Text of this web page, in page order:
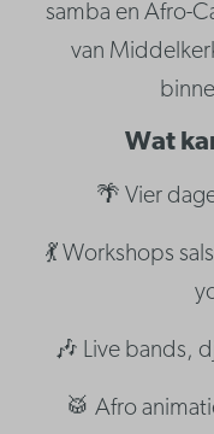
samba en Afro-
van
Wat
🌴 Vier
💃 Workshops
🎶 Live bands,
🥁 Afro